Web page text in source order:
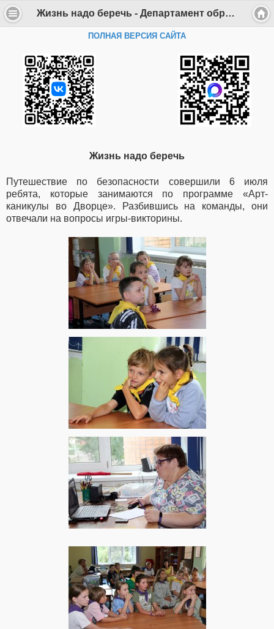
Жизнь надо беречь - Департамент образования Администрации г. Саров
ПОЛНАЯ ВЕРСИЯ САЙТА
Жизнь надо беречь
Путешествие по безопасности совершили 6 июля
ребята, которые занимаются по программе «Арт-
каникулы во Дворце». Разбившись на команды, они
отвечали на вопросы игры-викторины.